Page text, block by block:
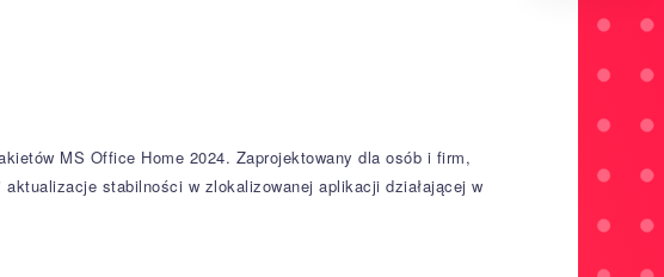
MS Office Home 2024. Zaprojektowany dla osób i firm,
stabilności w zlokalizowanej aplikacji działającej w